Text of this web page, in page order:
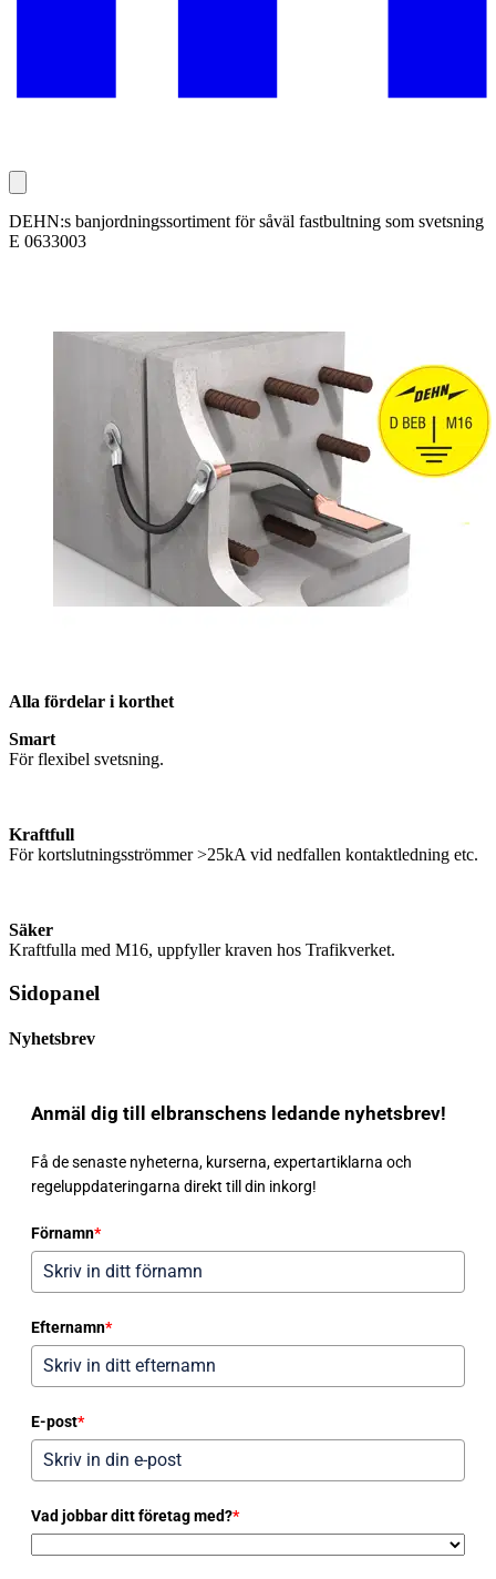
DEHN:s banjordningssortiment för såväl fastbultning som svetsning
E 0633003
Alla fördelar i korthet
Smart
För flexibel svetsning.
Kraftfull
För kortslutningsströmmer >25kA vid nedfallen kontaktledning etc.
Säker
Kraftfulla med M16, uppfyller kraven hos Trafikverket.
Sidopanel
Nyhetsbrev
Anmäl dig till elbranschens ledande nyhetsbrev!
Få de senaste nyheterna, kurserna, expertartiklarna och
regeluppdateringarna direkt till din inkorg!
Förnamn*
Efternamn*
E-post*
Vad jobbar ditt företag med?*